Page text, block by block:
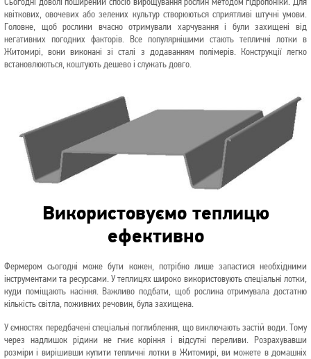
Сьогодні доволі поширений спосіб вирощування рослин методом гідропоніки. Для
квіткових, овочевих або зелених культур створюються сприятливі штучні умови.
Головне, щоб рослини вчасно отримували харчування і були захищені від
негативних погодних факторів. Все популярнішими стають тепличні лотки в
Житомирі, вони виконані зі сталі з додаванням полімерів. Конструкції легко
встановлюються, коштують дешево і служать довго.
Використовуємо теплицю
ефективно
Фермером сьогодні може бути кожен, потрібно лише запастися необхідними
інструментами та ресурсами. У теплицях широко використовують спеціальні лотки,
куди поміщають насіння. Важливо подбати, щоб рослина отримувала достатню
кількість світла, поживних речовин, була захищена.
У ємностях передбачені спеціальні поглиблення, що виключають застій води. Тому
через надлишок рідини не гниє коріння і відсутні переливи. Розрахувавши
розміри і вирішивши купити тепличні лотки в Житомирі, ви можете в домашніх